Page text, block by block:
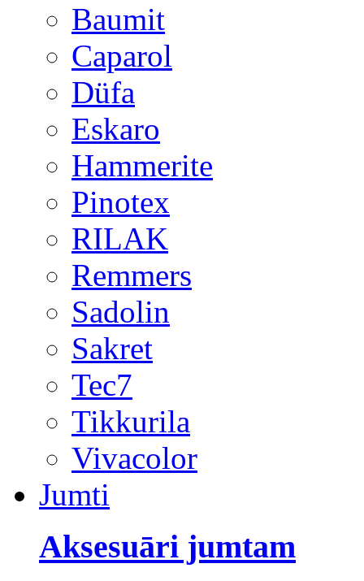
Baumit
Caparol
Düfa
Eskaro
Hammerite
Pinotex
RILAK
Remmers
Sadolin
Sakret
Tec7
Tikkurila
Vivacolor
Jumti
Aksesuāri jumtam